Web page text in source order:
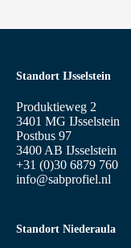
Standort IJsselstein
Produktieweg 2
3401 MG IJsselstein
Postbus 97
3400 AB IJsselstein
+31 (0)30 6879 760
info@sabprofiel.nl
Standort Niederaula